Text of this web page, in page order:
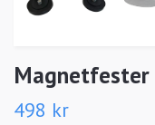
Magnetfester
498 kr